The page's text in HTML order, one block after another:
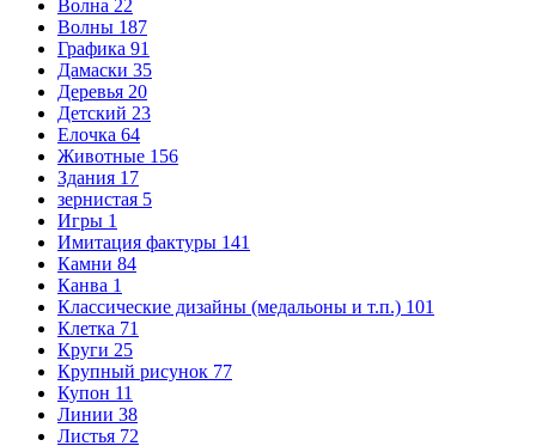
Волна 22
Волны 187
Графика 91
Дамаски 35
Деревья 20
Детский 23
Елочка 64
Животные 156
Здания 17
зернистая 5
Игры 1
Имитация фактуры 141
Камни 84
Канва 1
Классические дизайны (медальоны и т.п.) 101
Клетка 71
Круги 25
Крупный рисунок 77
Купон 11
Линии 38
Листья 72